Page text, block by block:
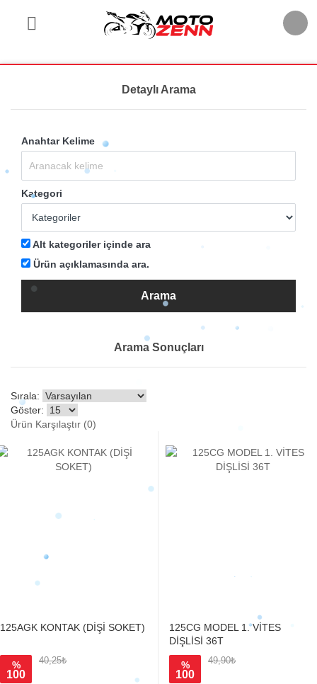
Detaylı Arama
Anahtar Kelime
Kategori
Alt kategoriler içinde ara
Ürün açıklamasında ara.
Arama Sonuçları
Sırala:
Göster:
Ürün Karşılaştır (0)
125AGK KONTAK (DİŞİ SOKET)
%
100
40,25₺
125CG MODEL 1. VİTES
DİŞLİSİ 36T
%
100
49,90₺